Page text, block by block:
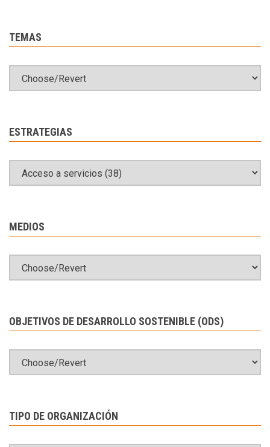
TEMAS
ESTRATEGIAS
MEDIOS
OBJETIVOS DE DESARROLLO SOSTENIBLE (ODS)
TIPO DE ORGANIZACIÓN